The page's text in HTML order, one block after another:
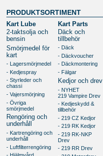
PRODUKTSORTIMENT
Kart Lube
2-taktsolja och
bensin
Smörjmedel för
kart
- Lagersmörjmedel
- Kedjespray
- Styrleder och
chassi
- Vajersmörjning
- Övriga
smörjmedel
Rengöring och
underhåll
- Kartrengöring och
underhåll
- Luftfilterrengöring
Kart Parts
Däck och
tillbehör
- Däck
- Däckvoucher
- Däckmontering
- Fälgar
Kedjor och drev
- NYHET
219 Vampire Drev
- Kedjeskydd &
tillbehör
- 219 CZ Kedjor
- 219 RK Kedjor
- 219 RK-NKP
Drev
- 219 RR Drev